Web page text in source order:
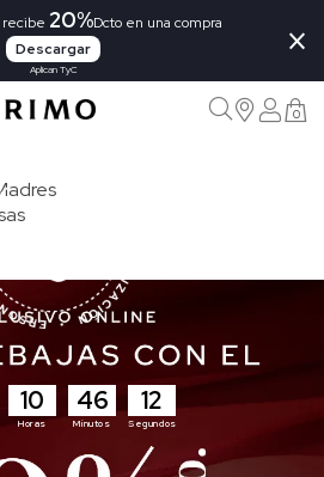
recibe 20%Dcto en una compra
Descargar
Aplican TyC
×
0
10
Horas
46
Minutos
10
Segundos